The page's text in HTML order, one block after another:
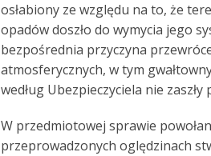
osłabiony ze względu na to, że
opadów doszło do wymycia jego
bezpośrednia przyczyna
atmosferycznych, w tym
według Ubezpieczyciela nie
W przedmiotowej sprawie
przeprowadzonych oględzinach